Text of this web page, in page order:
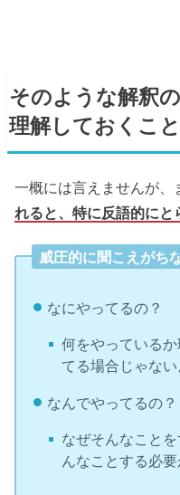
そのような解釈
理解しておくこと
一概には言えませんが、
れると、特に反語的にと
威圧的に聞こえがち
なにやってるの？
何をやっている
てる場合じゃない
なんでやってるの？
なぜそんなこと
んなことする必